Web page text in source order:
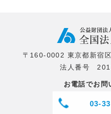
〒160-0002 東京都新宿
法人番号
お電話でお問
03-